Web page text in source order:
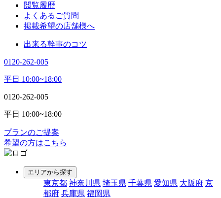
閲覧履歴
よくあるご質問
掲載希望の店舗様へ
出来る幹事のコツ
0120-262-005
平日 10:00~18:00
0120-262-005
平日 10:00~18:00
プランのご提案
希望の方はこちら
エリアから探す
東京都 神奈川県 埼玉県 千葉県 愛知県 大阪府 京
都府 兵庫県 福岡県